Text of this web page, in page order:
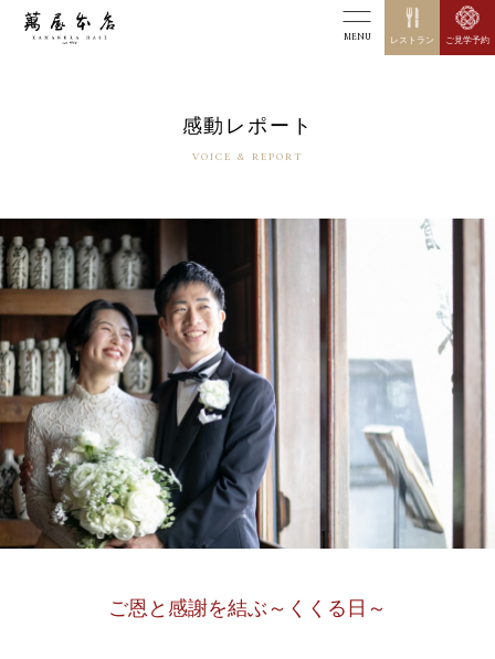
MENU ご見学予約
レストラン
感動レポート
VOICE & REPORT
ご恩と感謝を結ぶ～くくる日～